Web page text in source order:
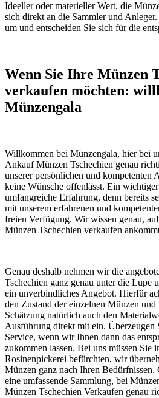
Ideeller oder materieller Wert, die
sich direkt an die Sammler und
um und entscheiden Sie sich für die
Wenn Sie Ihre Münzen
verkaufen möchten:
Münzengala
Willkommen bei Münzengala, hier bei
Ankauf Münzen Tschechien genau
unserer persönlichen und
keine Wünsche offenlässt. Ein
umfangreiche Erfahrung, denn bereits
mit unserem erfahrenen und
freien Verfügung. Wir wissen genau,
Münzen Tschechien verkaufen
Genau deshalb nehmen wir die
Tschechien ganz genau unter die Lupe
ein unverbindliches Angebot. Hierfür
den Zustand der einzelnen Münzen und
Schätzung natürlich auch den
Ausführung direkt mit ein. Überzeugen
Service, wenn wir Ihnen dann das
zukommen lassen. Bei uns müssen Sie
Rosinenpickerei befürchten, wir
Münzen ganz nach Ihren
eine umfassende Sammlung, bei
Münzen Tschechien Verkaufen genau